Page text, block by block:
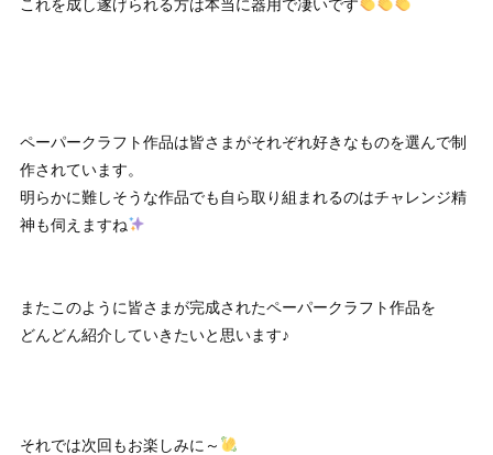
これを成し遂げられる方は本当に器用で凄いです
ペーパークラフト作品は皆さまがそれぞれ好きなものを選んで制
作されています。
明らかに難しそうな作品でも自ら取り組まれるのはチャレンジ精
神も伺えますね
またこのように皆さまが完成されたペーパークラフト作品を
どんどん紹介していきたいと思います♪
それでは次回もお楽しみに～